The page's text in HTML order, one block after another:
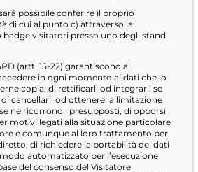
possibile conferire il proprio
di cui al punto c) attraverso la
visitatori presso uno degli stand
(artt. 15-22) garantiscono al
in ogni momento ai dati che lo
copia, di rettificarli od integrarli se
cancellarli od ottenere la limitazione
ne ricorrono i presupposti, di opporsi
motivi legati alla situazione particolare
e comunque al loro trattamento per
di richiedere la portabilità dei dati
automatizzato per l’esecuzione
del consenso del Visitatore